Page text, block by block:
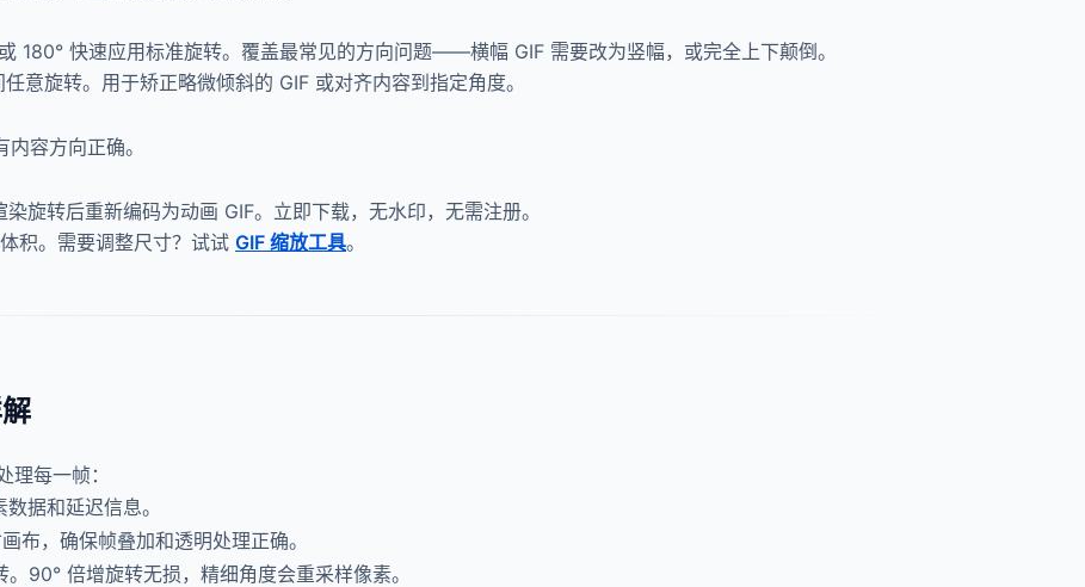
180° 快速应用标准旋转。覆盖最常见的方向问题——横幅 GIF 需要改为竖幅，或完全上下颠倒。
意旋转。用于矫正略微倾斜的 GIF 或对齐内容到指定角度。
容方向正确。
旋转后重新编码为动画 GIF。立即下载，无水印，无需注册。
积。需要调整尺寸？试试 GIF 缩放工具。
每一帧：
据和延迟信息。
布，确保帧叠加和透明处理正确。
90° 倍增旋转无损，精细角度会重采样像素。